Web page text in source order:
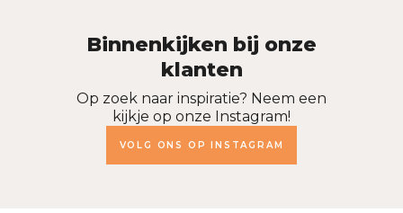
Binnenkijken bij onze
klanten
Op zoek naar inspiratie? Neem een
kijkje op onze Instagram!
VOLG ONS OP INSTAGRAM